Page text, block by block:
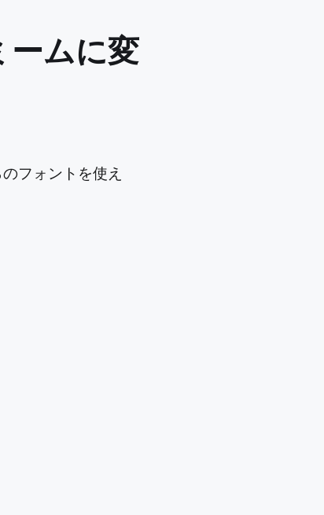
ームに変
フォントを使え